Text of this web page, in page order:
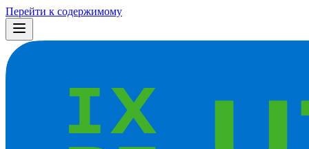
Перейти к содержимому